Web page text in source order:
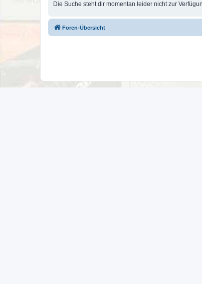
Die Suche steht dir momentan leider nicht zur
Foren-Übersicht